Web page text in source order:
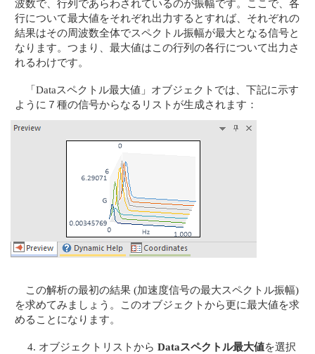
波数で、行列であらわされているのが振幅です。ここで、各
行について最大値をそれぞれ出力するとすれば、それぞれの
結果はその周波数全体でスペクトル振幅が最大となる信号と
なります。つまり、最大値はこの行列の各行について出力さ
れるわけです。
「Dataスペクトル最大値」オブジェクトでは、下記に示す
ように７種の信号からなるリストが生成されます：
この解析の最初の結果 (加速度信号の最大スペクトル振幅)
を求めてみましょう。このオブジェクトから更に最大値を求
めることになります。
オブジェクトリストから Dataスペクトル最大値を選択